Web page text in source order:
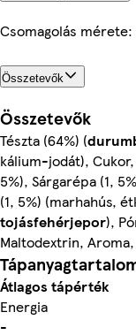
Csomagolás
Összetevők
Összetevők
Tészta (64%) (
kálium-jodát),
5%), Sárgarépa (1,
(1, 5%) (marhahús,
tojásfehérjepor),
Maltodextrin,
Átlagos tápérték
Energia
-